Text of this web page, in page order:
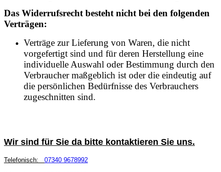
Das Widerrufsrecht besteht nicht bei den folgenden
Verträgen:
Verträge zur Lieferung von Waren, die nicht
vorgefertigt sind und für deren Herstellung eine
individuelle Auswahl oder Bestimmung durch den
Verbraucher maßgeblich ist oder die eindeutig auf
die persönlichen Bedürfnisse des Verbrauchers
zugeschnitten sind.
Wir sind für Sie da bitte kontaktieren Sie uns.
Telefonisch: 07340 9678992